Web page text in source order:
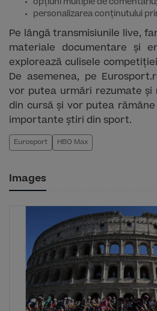
opțiuni multiple de comentariu;
personalizarea conținutului
Pe lângă transmisiunile live,
materiale documentare și
explorează culisele
De asemenea, pe
vor putea urmări rezumate și
din cursă și vor putea
importante știri din sport.
Eurosport HBO Max
Images